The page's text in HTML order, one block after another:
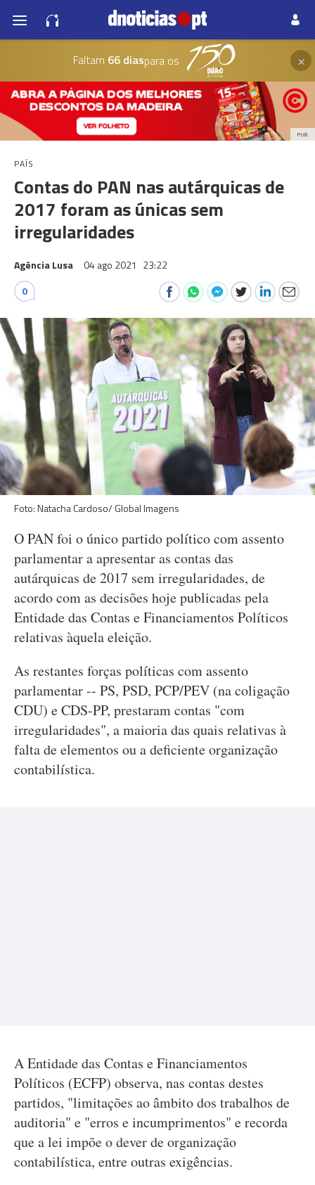
Faltam 66 diaspara os ×
PUB
PAÍS
Contas do PAN nas autárquicas de
2017 foram as únicas sem
irregularidades
Agência Lusa 04 ago 2021 23:22
0
Foto: Natacha Cardoso/ Global Imagens
O PAN foi o único partido político com assento
parlamentar a apresentar as contas das
autárquicas de 2017 sem irregularidades, de
acordo com as decisões hoje publicadas pela
Entidade das Contas e Financiamentos Políticos
relativas àquela eleição.
As restantes forças políticas com assento
parlamentar -- PS, PSD, PCP/PEV (na coligação
CDU) e CDS-PP, prestaram contas "com
irregularidades", a maioria das quais relativas à
falta de elementos ou a deficiente organização
contabilística.
A Entidade das Contas e Financiamentos
Políticos (ECFP) observa, nas contas destes
partidos, "limitações ao âmbito dos trabalhos de
auditoria" e "erros e incumprimentos" e recorda
que a lei impõe o dever de organização
contabilística, entre outras exigências.